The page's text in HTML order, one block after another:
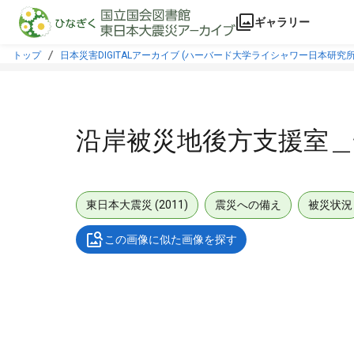
本文に飛ぶ
ギャラリー
トップ 日本災害DIGITALアーカイブ (ハーバード大学ライシャワー日本研究
沿岸被災地後方支援室
東日本大震災 (2011) 震災への備え 被災状況
この画像に似た画像を探す